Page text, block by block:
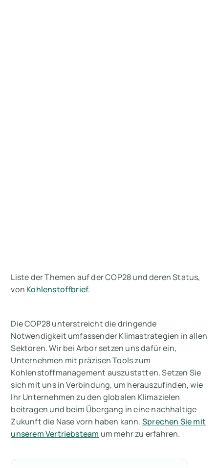
Liste der Themen auf der COP28 und deren Status,
von Kohlenstoffbrief.
Die COP28 unterstreicht die dringende
Notwendigkeit umfassender Klimastrategien in allen
Sektoren. Wir bei Arbor setzen uns dafür ein,
Unternehmen mit präzisen Tools zum
Kohlenstoffmanagement auszustatten. Setzen Sie
sich mit uns in Verbindung, um herauszufinden, wie
Ihr Unternehmen zu den globalen Klimazielen
beitragen und beim Übergang in eine nachhaltige
Zukunft die Nase vorn haben kann.Sprechen Sie mit
unserem Vertriebsteam um mehr zu erfahren.